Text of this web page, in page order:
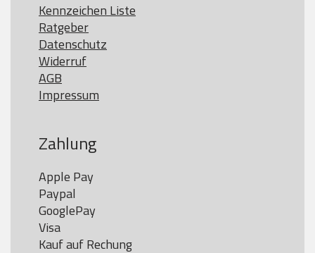
Kennzeichen Liste
Ratgeber
Datenschutz
Widerruf
AGB
Impressum
Zahlung
Apple Pay
Paypal
GooglePay
Visa
Kauf auf Rechung